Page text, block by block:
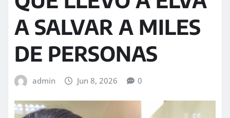
A SALVAR A MILES
DE PERSONAS
admin Jun 8, 2026 0